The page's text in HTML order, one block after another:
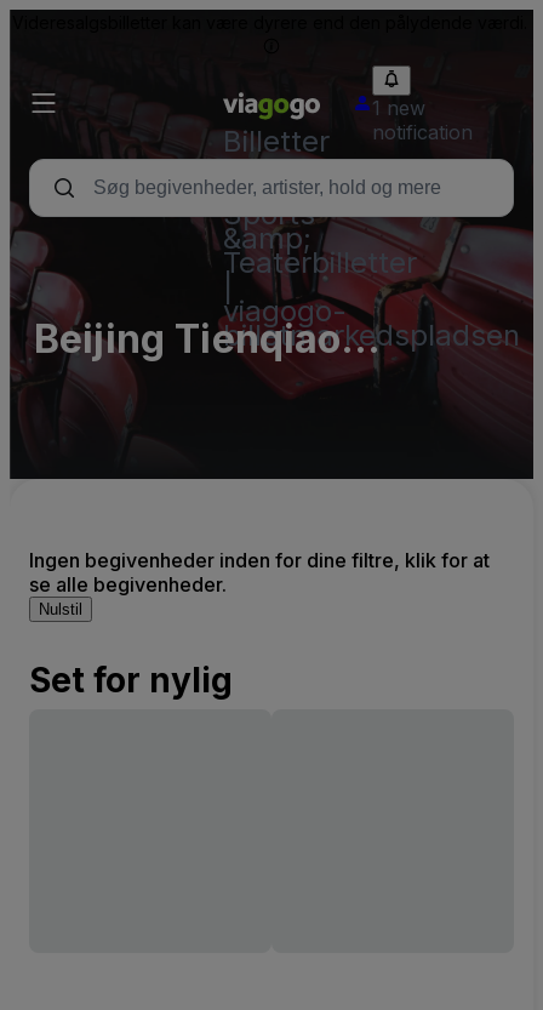
Billetter
-
Koncert-,
Sports-
&amp;
Teaterbilletter
viagogo-
billetmarkedspladsen
1 new
notification
Beijing Tienqiao
Performing Arts Center
Ingen begivenheder inden for dine filtre, klik for at
se alle begivenheder.
Nulstil
Set for nylig